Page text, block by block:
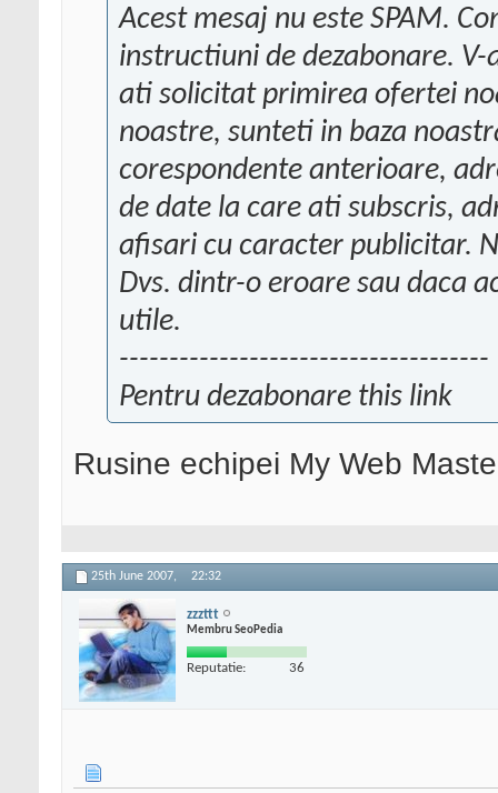
Acest mesaj nu este SPAM.
instructiuni de dezabonare.
ati solicitat primirea ofertei
noastre, sunteti in baza
corespondente anterioare,
de date la care ati subscris,
afisari cu caracter publicitar.
Dvs. dintr-o eroare sau daca
utile.
-------------------------------------
Pentru dezabonare this link
Rusine echipei My Web
25th June 2007, 22:32
zzzttt
Membru SeoPedia
Reputatie: 36